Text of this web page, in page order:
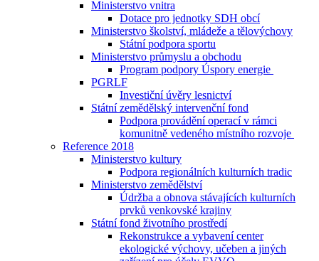
Ministerstvo vnitra
Dotace pro jednotky SDH obcí
Ministerstvo školství, mládeže a tělovýchovy
Státní podpora sportu
Ministerstvo průmyslu a obchodu
Program podpory Úspory energie
PGRLF
Investiční úvěry lesnictví
Státní zemědělský intervenční fond
Podpora provádění operací v rámci
komunitně vedeného místního rozvoje
Reference 2018
Ministerstvo kultury
Podpora regionálních kulturních tradic
Ministerstvo zemědělství
Údržba a obnova stávajících kulturních
prvků venkovské krajiny
Státní fond životního prostředí
Rekonstrukce a vybavení center
ekologické výchovy, učeben a jiných